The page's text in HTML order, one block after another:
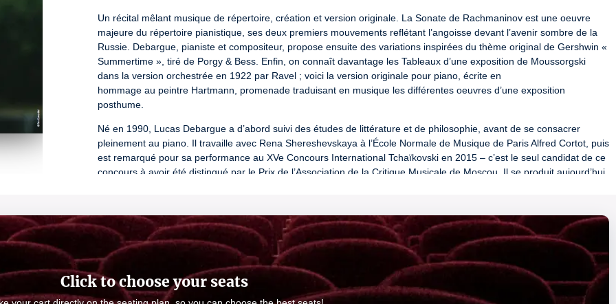
Un récital mêlant musique de répertoire, création et version originale. La Sonate de Rachmaninov est une oeuvre
majeure du répertoire pianistique, ses deux premiers mouvements reflétant l’angoisse devant l’avenir sombre de la
Russie. Debargue, pianiste et compositeur, propose ensuite des variations inspirées du thème original de Gershwin «
Summertime », tiré de Porgy & Bess. Enfin, on connaît davantage les Tableaux d’une exposition de Moussorgski
dans la version orchestrée en 1922 par Ravel ; voici la version originale pour piano, écrite en
hommage au peintre Hartmann, promenade traduisant en musique les différentes oeuvres d’une exposition
posthume.
Né en 1990, Lucas Debargue a d’abord suivi des études de littérature et de philosophie, avant de se consacrer
pleinement au piano. Il travaille avec Rena Shereshevskaya à l’École Normale de Musique de Paris Alfred Cortot, puis
est remarqué pour sa performance au XVe Concours International Tchaïkovski en 2015 – c’est le seul candidat de ce
concours à avoir été distingué par le Prix de l’Association de la Critique Musicale de Moscou. Il se produit aujourd’hui
démarche résolument créatrice. Lucas Debargue est artiste exclusif du label Sony Classical.
Présentation du concert par Denis Huneau, musicologue - Institut municipal - lundi 8 mars - 18h30
Moment musical donné par les étudiants du CRR d’Angers - Bar du Grand théâtre - mardi 9 mars - 19h
Durée approximative : 1h30
Click to choose your seats